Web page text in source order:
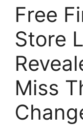
Free
Store
Miss